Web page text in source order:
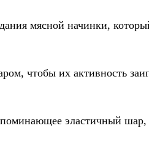
мясной начинки,
чтобы их активность
эластичный